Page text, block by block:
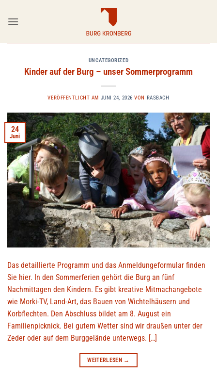
Inhalt
UNCATEGORIZED
Kinder auf der Burg – unser Sommerprogramm
VERÖFFENTLICHT AM JUNI 24, 2026 VON RASBACH
24
Juni
Das detaillierte Programm und das Anmeldungeformular finden
Sie hier. In den Sommerferien gehört die Burg an fünf
Nachmittagen den Kindern. Es gibt kreative Mitmachangebote
wie Morki-TV, Land-Art, das Bauen von Wichtelhäusern und
Korbflechten. Den Abschluss bildet am 8. August ein
Familienpicknick. Bei gutem Wetter sind wir draußen unter der
Zeder oder auf dem Burggelände unterwegs. […]
WEITERLESEN →